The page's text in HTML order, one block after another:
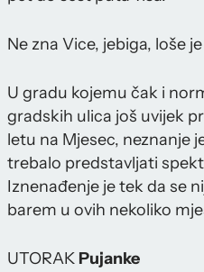
Ne zna Vice, jebiga, loše
U gradu kojemu čak i
gradskih ulica još uvijek
letu na Mjesec, neznanje
trebalo predstavljati
Iznenađenje je tek da se
barem u ovih nekoliko
UTORAK Pujanke